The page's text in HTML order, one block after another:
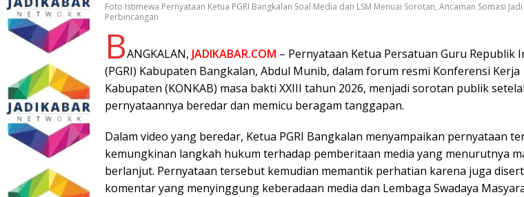
Foto Istimewa Pernyataan Ketua PGRI Bangkalan Soal Media dan LSM Menuai Sorotan, Ancaman Somasi Jadi
Perbincangan
BANGKALAN, JADIKABAR.COM – Pernyataan Ketua Persatuan Guru Republik
(PGRI) Kabupaten Bangkalan, Abdul Munib, dalam forum resmi Konferensi Kerja
Kabupaten (KONKAB) masa bakti XXIII tahun 2026, menjadi sorotan publik
pernyataannya beredar dan memicu beragam tanggapan.
Dalam video yang beredar, Ketua PGRI Bangkalan menyampaikan pernyataan
kemungkinan langkah hukum terhadap pemberitaan media yang menurutnya
berlanjut. Pernyataan tersebut kemudian memantik perhatian karena juga
komentar yang menyinggung keberadaan media dan Lembaga Swadaya